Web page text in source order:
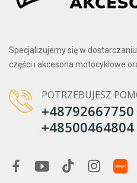
Specjalizujemy się w
części i akcesoria motocyklowe
POTRZEBUJESZ
+48792667750
+48500464804